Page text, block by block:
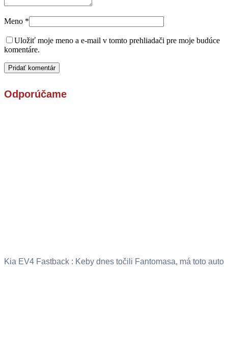
Meno *
Uložiť moje meno a e-mail v tomto prehliadači pre moje budúce
komentáre.
Odporúčame
Kia EV4 Fastback : Keby dnes točili Fantomasa, má toto auto